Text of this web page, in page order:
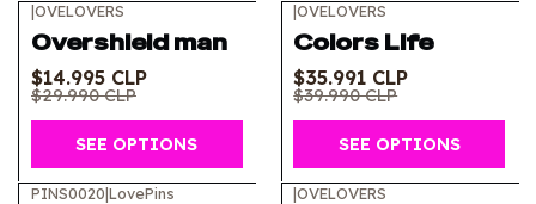
|OVELOVERS
Overshield man
$14.995 CLP
$29.990 CLP
SEE OPTIONS
|OVELOVERS
Colors Life
$35.991 CLP
$39.990 CLP
SEE OPTIONS
PINS0020|LovePins |OVELOVERS